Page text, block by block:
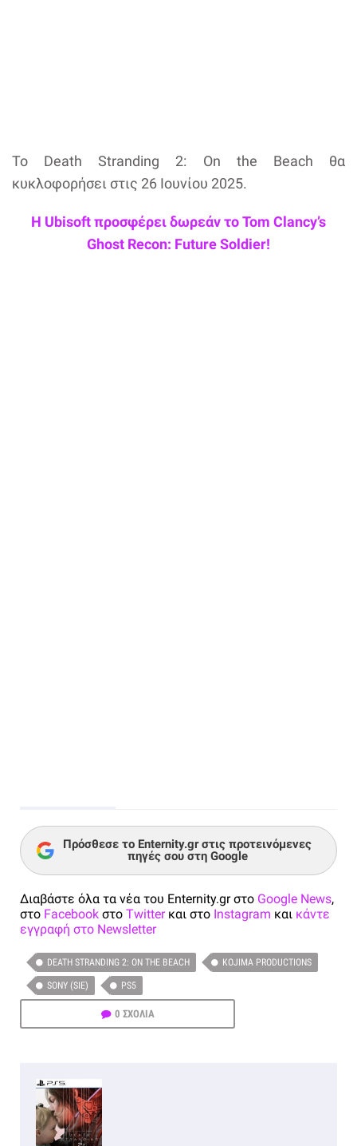
Το Death Stranding 2: On the Beach θα
κυκλοφορήσει στις 26 Ιουνίου 2025.
Η Ubisoft προσφέρει δωρεάν το Tom Clancy’s
Ghost Recon: Future Soldier!
Πρόσθεσε το Enternity.gr στις προτεινόμενες
πηγές σου στη Google
Διαβάστε όλα τα νέα του Enternity.gr στο Google News,
στο Facebook στο Twitterκαι στο Instagram και κάντε
εγγραφή στο Newsletter
DEATH STRANDING 2: ON THE BEACH KOJIMA PRODUCTIONS
SONY (SIE) PS5
0 ΣΧΟΛΙΑ